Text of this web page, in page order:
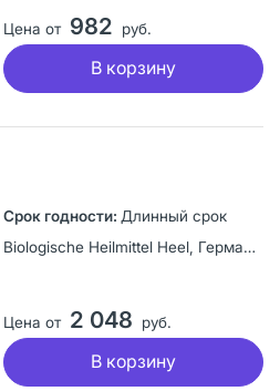
Цена от 982 руб.
В корзину
Длинный срок
Biologische Heilmittel Heel, Германия
Цена от 2 048 руб.
В корзину